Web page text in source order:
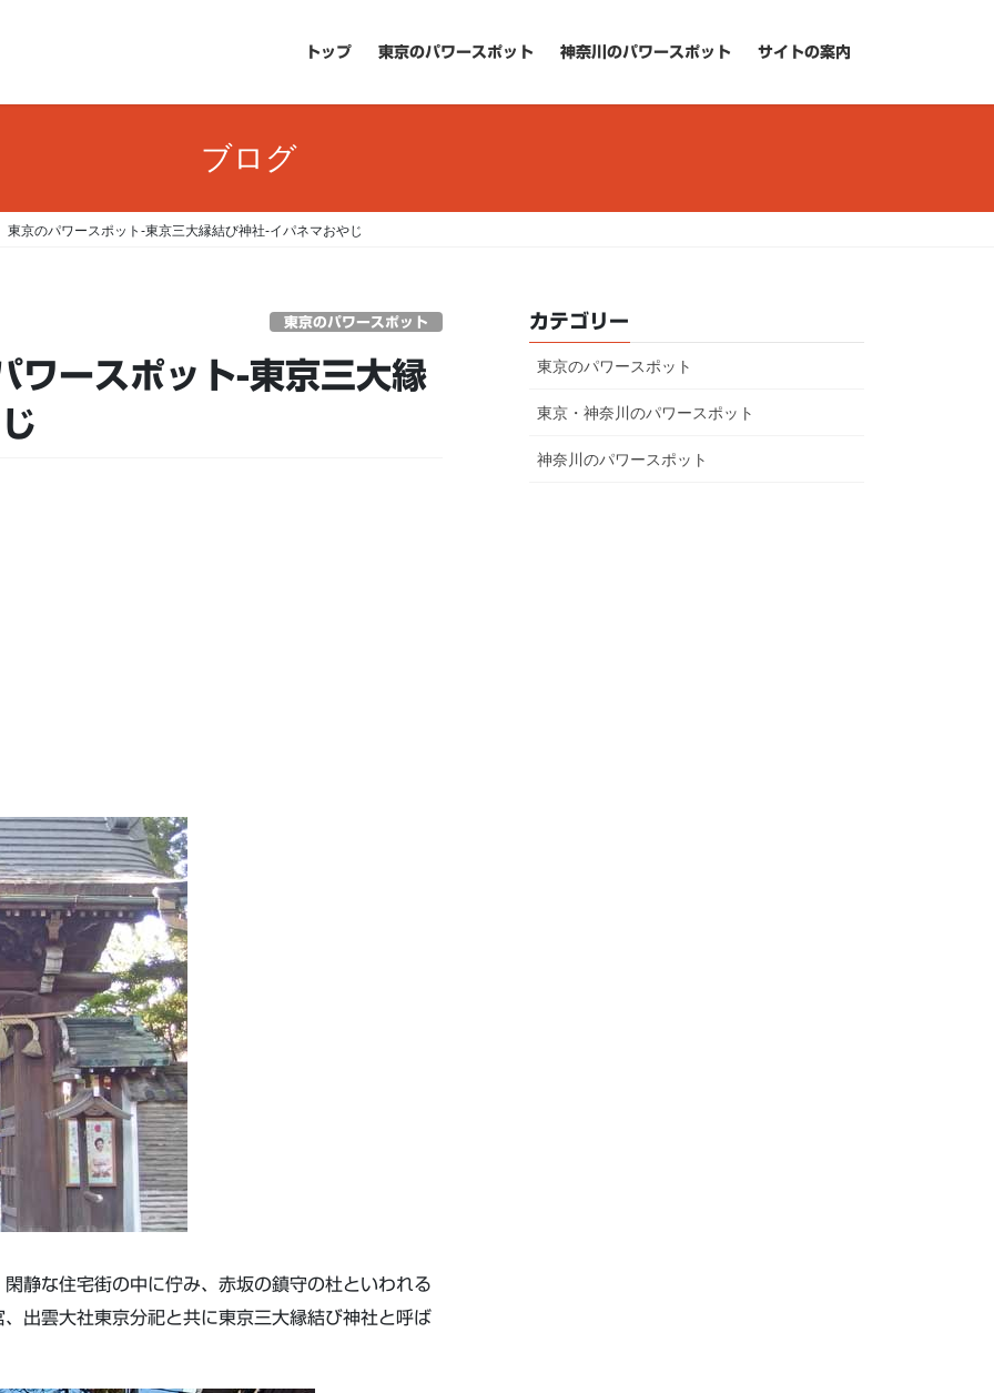
トップ 東京のパワースポット 神奈川のパワースポット サイトの案内
ブログ
京のパワースポット-東京三大縁結び神社-イパネマおやじ
東京のパワースポット
ースポット-東京三大縁
静な住宅街の中に佇み、赤坂の鎮守の杜といわれる
出雲大社東京分祀と共に東京三大縁結び神社と呼ば
カテゴリー
東京のパワースポット
東京・神奈川のパワースポット
神奈川のパワースポット